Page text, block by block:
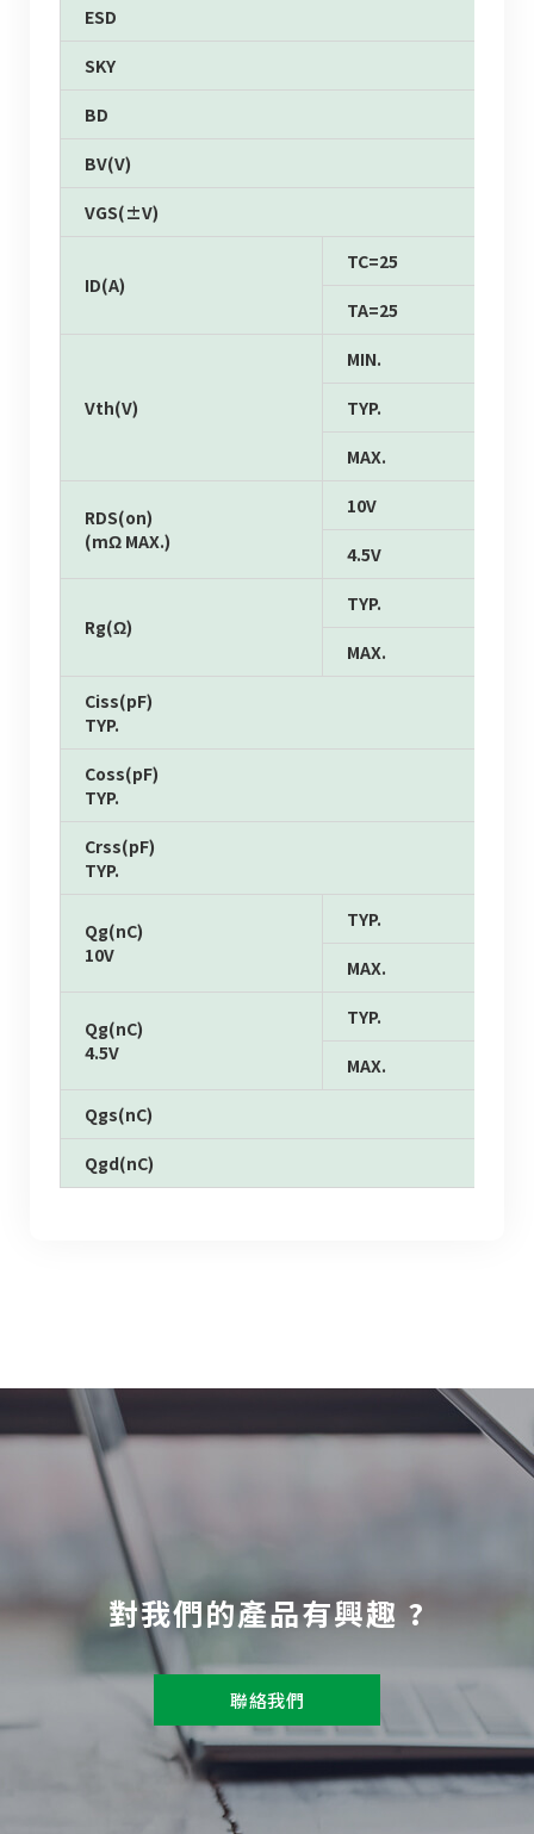
ESD
SKY
BD
BV(V)
VGS(±V)
ID(A)
TC=25
TA=25
Vth(V)
MIN.
TYP.
MAX.
RDS(on)
(mΩ MAX.)
10V
4.5V
Rg(Ω)
TYP.
MAX.
Ciss(pF)
TYP.
Coss(pF)
TYP.
Crss(pF)
TYP.
Qg(nC)
10V
TYP.
MAX.
Qg(nC)
4.5V
TYP.
MAX.
Qgs(nC)
Qgd(nC)
對我們的產品有興趣 ?
聯絡我們